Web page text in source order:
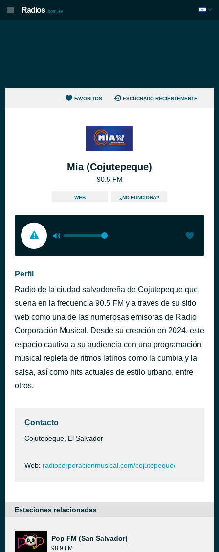
Radios .com.sv
FAVORITOS ESCUCHADO RECIENTEMENTE
Mia (Cojutepeque)
90.5 FM
WEB ¿NO FUNCIONA?
Perfil
Radio de la ciudad salvadoreña de Cojutepeque que
suena en la frecuencia 90.5 FM y a través de su sitio
web como una de las numerosas emisoras de Radio
Corporación Musical. Desde su creación en 2024, este
espacio cautiva a su audiencia con una programación
musical repleta de ritmos latinos como la cumbia y la
salsa, así como hits actuales de estilo urbano, entre
otros.
Contacto
Cojutepeque, El Salvador
Web: radiocorporacionmusical.com/cojutepeque/
Estaciones relacionadas
Pop FM (San Salvador)
98.9 FM